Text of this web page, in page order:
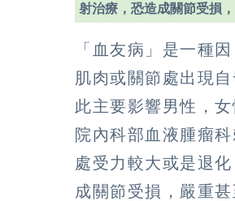
射治療，恐造成關節受損
「血友病」是一種
肌肉或關節處出現
此主要影響男性，
院內科部血液腫瘤
處受力較大或是退
成關節受損，嚴重